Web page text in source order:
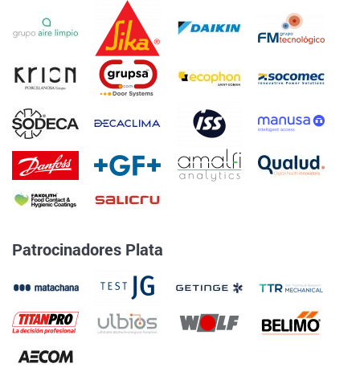
Patrocinadores Plata